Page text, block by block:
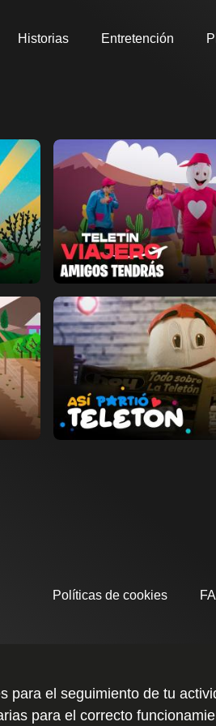
Historias Entretención
de detalles
Ver ahoraAñadir a favoritos
Página de detalles
Ver ahoraAñadir a favoritos
Políticas de cookies
para el seguimiento de tu
para el correcto